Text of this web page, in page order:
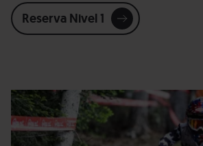
Reserva Nivel 1
Furious
CUP
-
Facundo
Grandvalira